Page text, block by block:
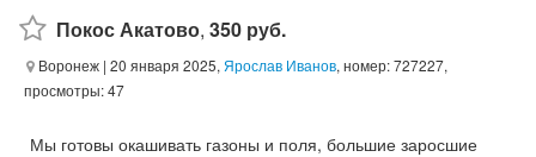
Покос Акатово, 350 руб.
Воронеж | 20 января 2025, Ярослав Иванов, номер: 727227,
просмотры: 47
Мы готовы окашивать газоны и поля, большие заросшие